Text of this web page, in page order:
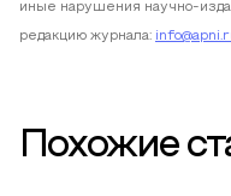
иные нарушения научно-
редакцию журнала:
Похожие